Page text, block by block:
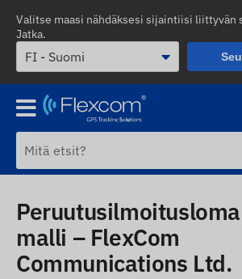
Valitse maasi nähdäksesi sijaintiisi liittyvän
Jatka.
malli – FlexCom
Communications Ltd.